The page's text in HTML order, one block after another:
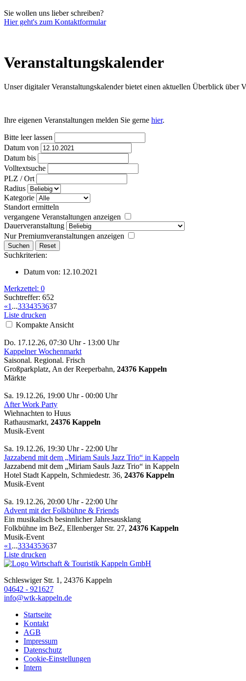
Sie wollen uns lieber schreiben?
Hier geht's zum Kontaktformular
Veranstaltungs­kalender
Unser digitaler Veranstaltungskalender bietet einen aktuellen Überblick über
Ihre eigenen Veranstaltungen melden Sie gerne hier.
Bitte leer lassen
Datum von
Datum bis
Volltextsuche
PLZ / Ort
Radius
Kategorie
Standort ermitteln
vergangene Veranstaltungen anzeigen
Dauerveranstaltung
Nur Premiumveranstaltungen anzeigen
Suchkriterien:
Datum von: 12.10.2021
Merkzettel: 0
Suchtreffer: 652
«1 ...3334353637
Liste drucken
Kompakte Ansicht
Do. 17.12.26, 07:30 Uhr - 13:00 Uhr
Kappelner Wochenmarkt
Saisonal. Regional. Frisch
Großparkplatz, An der Reeperbahn, 24376 Kappeln
Märkte
Sa. 19.12.26, 19:00 Uhr - 00:00 Uhr
After Work Party
Wiehnachten to Huus
Rathausmarkt, 24376 Kappeln
Musik-Event
Sa. 19.12.26, 19:30 Uhr - 22:00 Uhr
Jazzabend mit dem „Miriam Sauls Jazz Trio“ in Kappeln
Jazzabend mit dem „Miriam Sauls Jazz Trio“ in Kappeln
Hotel Stadt Kappeln, Schmiedestr. 36, 24376 Kappeln
Musik-Event
Sa. 19.12.26, 20:00 Uhr - 22:00 Uhr
Advent mit der Folkbühne & Friends
Ein musikalisch besinnlicher Jahresausklang
Folkbühne im BeZ, Ellenberger Str. 27, 24376 Kappeln
Musik-Event
«1 ...3334353637
Liste drucken
Schleswiger Str. 1, 24376 Kappeln
04642 - 921627
info@wtk-kappeln.de
Startseite
Kontakt
AGB
Impressum
Datenschutz
Cookie-Einstellungen
Intern